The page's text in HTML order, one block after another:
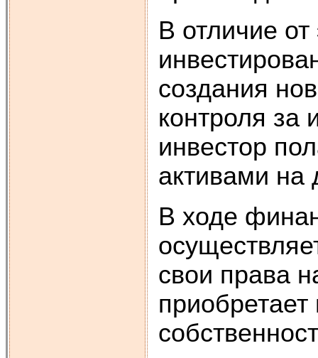
В отличие
создания
контроля за
инвестор
активами на
В ходе
свои права